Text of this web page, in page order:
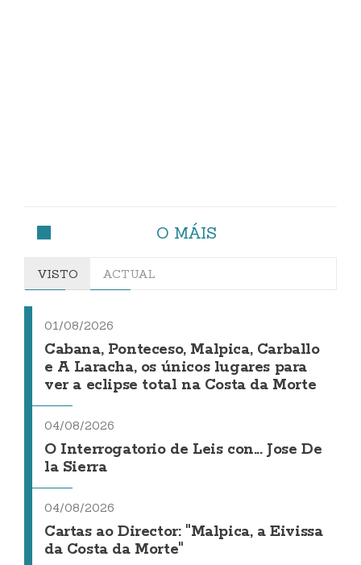
O MÁIS
VISTO ACTUAL
01/08/2026
Cabana, Ponteceso, Malpica, Carballo
e A Laracha, os únicos lugares para
ver a eclipse total na Costa da Morte
04/08/2026
O Interrogatorio de Leis con... Jose De
la Sierra
04/08/2026
Cartas ao Director: "Malpica, a Eivissa
da Costa da Morte"